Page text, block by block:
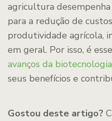
agricultura
para a redução de
produtividade agrícola,
em geral. Por isso, é
avanços da biotecnologia
seus benefícios e
Gostou deste artigo?